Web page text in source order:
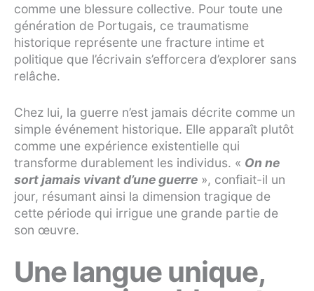
comme une blessure collective. Pour toute une
génération de Portugais, ce traumatisme
historique représente une fracture intime et
politique que l’écrivain s’efforcera d’explorer sans
relâche.
Chez lui, la guerre n’est jamais décrite comme un
simple événement historique. Elle apparaît plutôt
comme une expérience existentielle qui
transforme durablement les individus. « On ne
sort jamais vivant d’une guerre », confiait-il un
jour, résumant ainsi la dimension tragique de
cette période qui irrigue une grande partie de
son œuvre.
Une langue unique,